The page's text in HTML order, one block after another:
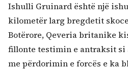
Ishulli Gruinard është një
kilometër larg bregdetit
Botërore, Qeveria britanike
fillonte testimin e antraksit si
me përdorimin e forcës e ka